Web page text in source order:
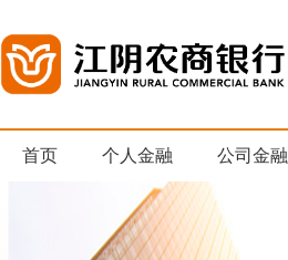
首页 个人金融 公司金融